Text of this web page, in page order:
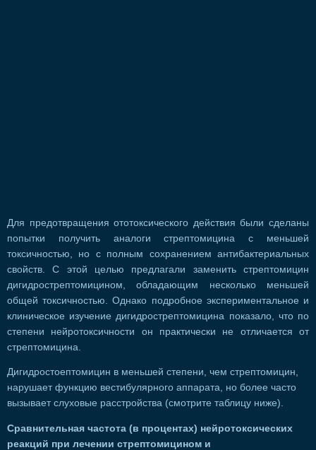
Для предотвращения ототоксического действия были сделаны
попытки получить аналоги стрептомицина с меньшей
токсичностью, но с полным сохранением антибактериальных
свойств. С этой целью предлагали заменить стрептомицин
дигидрострептомицином, обладающим несколько меньшей
общей токсичностью. Однако подробное экспериментальное и
клиническое изучение дигидрострептомицина показало, что по
степени нейротоксичности он практически не отличается от
стрептомицина.
Дигидростоептомицин в меньшей степени, чем стрептомицин,
нарушает функцию вестибулярного аппарата, но более часто
вызывает слуховые расстройства (смотрите таблицу ниже).
Сравнительная частота (в процентах) нейротоксических
реакций при лечении стрептомицином и